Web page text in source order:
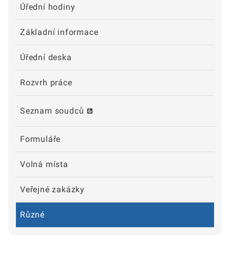
Úřední hodiny
Základní informace
Úřední deska
Rozvrh práce
Seznam soudců
Formuláře
Volná místa
Veřejné zakázky
Různé